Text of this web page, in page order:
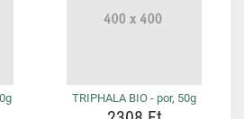
TRIPHALA BIO - por, 50g